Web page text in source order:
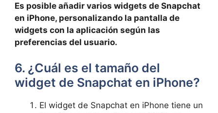
Es posible añadir varios widgets de Snapchat
en ⁤iPhone, ‌personalizando ‌la pantalla de
widgets con la aplicación según las
‍preferencias del usuario.
6.‍ ¿Cuál es ​el tamaño ⁢del
widget de Snapchat ⁤en iPhone?
El‌ widget de Snapchat ⁢en ⁤iPhone tiene un